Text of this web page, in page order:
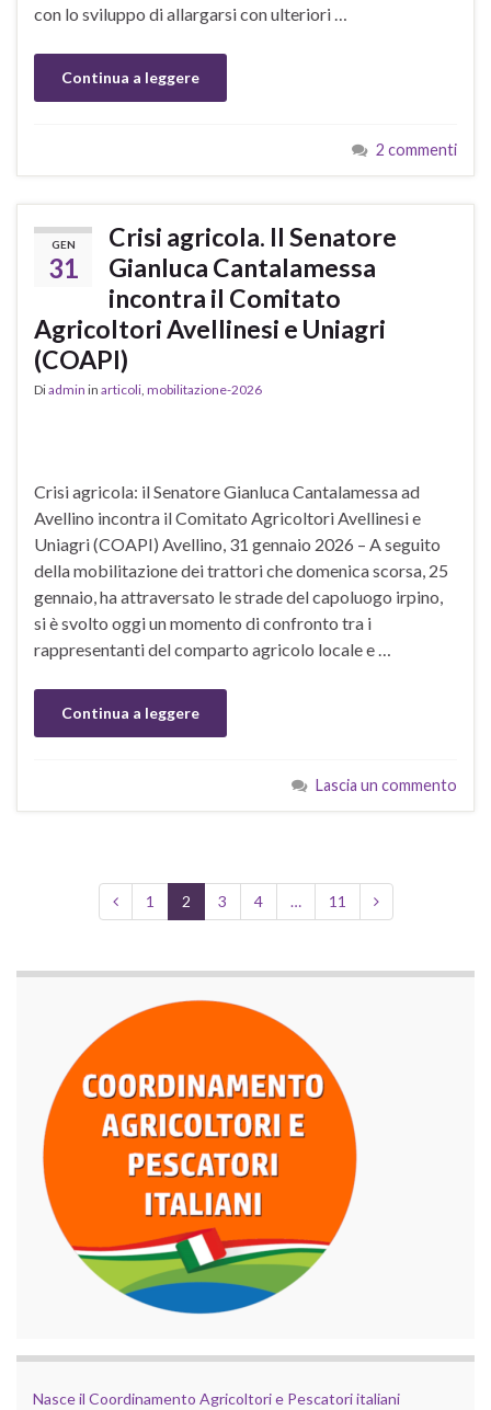
con lo sviluppo di allargarsi con ulteriori …
Continua a leggere
2 commenti
GEN
31
Crisi agricola. Il Senatore
Gianluca Cantalamessa
incontra il Comitato
Agricoltori Avellinesi e Uniagri
(COAPI)
Diadmin in articoli, mobilitazione-2026
Crisi agricola: il Senatore Gianluca Cantalamessa ad
Avellino incontra il Comitato Agricoltori Avellinesi e
Uniagri (COAPI) Avellino, 31 gennaio 2026 – A seguito
della mobilitazione dei trattori che domenica scorsa, 25
gennaio, ha attraversato le strade del capoluogo irpino,
si è svolto oggi un momento di confronto tra i
rappresentanti del comparto agricolo locale e …
Continua a leggere
Lascia un commento
1 2 3 4 … 11
Nasce il Coordinamento Agricoltori e Pescatori italiani